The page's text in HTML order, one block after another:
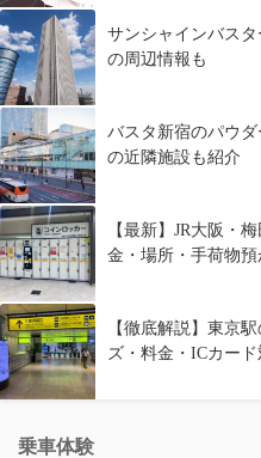
サンシャインバス
の周辺情報も
バスタ新宿のパウ
の近隣施設も紹介
【最新】JR大阪・
金・場所・手荷物
【徹底解説】東京
ズ・料金・ICカー
乗車体験